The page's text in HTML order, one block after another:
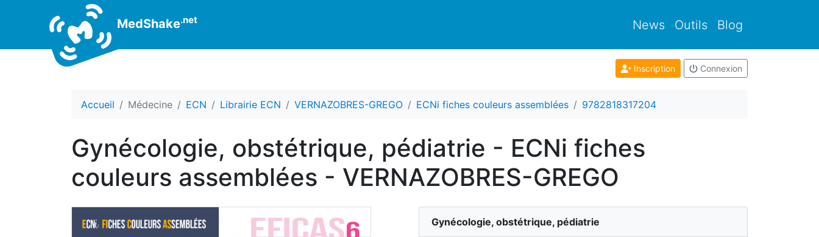
MedShake.net News Outils Blog
Inscription Connexion
Accueil Médecine ECN Librairie ECN VERNAZOBRES-GREGO ECNi fiches couleurs assemblées 9782818317204
Gynécologie, obstétrique, pédiatrie - ECNi fiches
couleurs assemblées - VERNAZOBRES-GREGO
Gynécologie, obstétrique, pédiatrie